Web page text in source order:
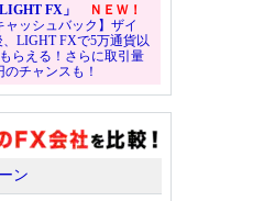
FX」
ＮＥＷ！
ャッシュバック】ザイ
LIGHT FXで5万通貨以
らえる！さらに取引量
チャンスも！
ン